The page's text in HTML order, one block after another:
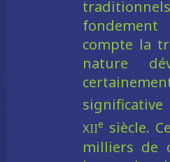
compte la
nature
xiie siècle.
milliers de